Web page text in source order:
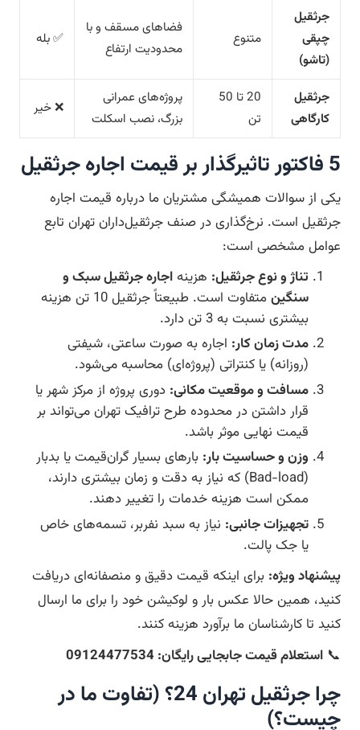
جرثقیل
چپقی
(تاشو)
متنوع
فضاهای مسقف و با
محدودیت ارتفاع
✅ بله
جرثقیل
کارگاهی
20 تا 50
تن
پروژه‌های عمرانی
بزرگ، نصب اسکلت
❌ خیر
5 فاکتور تاثیرگذار بر قیمت اجاره جرثقیل
یکی از سوالات همیشگی مشتریان ما درباره قیمت اجاره
جرثقیل است. نرخ‌گذاری در صنف جرثقیل‌داران تهران تابع
عوامل مشخصی است:
تناژ و نوع جرثقیل: هزینهاجاره جرثقیل سبک و
سنگین
متفاوت است. طبیعتاً جرثقیل 10 تن هزینه
بیشتری نسبت به 3 تن دارد.
مدت زمان کار: اجاره به صورت ساعتی، شیفتی
(روزانه) یا کنتراتی (پروژه‌ای) محاسبه می‌شود.
مسافت و موقعیت مکانی: دوری پروژه از مرکز شهر یا
قرار داشتن در محدوده طرح ترافیک تهران می‌تواند بر
قیمت نهایی موثر باشد.
وزن و حساسیت بار: بارهای بسیار گران‌قیمت یا بدبار
(Bad-load) که نیاز به دقت و زمان بیشتری دارند،
ممکن است هزینه خدمات را تغییر دهند.
تجهیزات جانبی: نیاز به سبد نفربر، تسمه‌های خاص
یا جک پالت.
پیشنهاد ویژه: برای اینکه قیمت دقیق و منصفانه‌ای دریافت
کنید، همین حالا عکس بار و لوکیشن خود را برای ما ارسال
کنید تا کارشناسان ما برآورد هزینه کنند.
📞 استعلام قیمت جابجایی رایگان: 09124477534
چرا جرثقیل تهران 24؟ (تفاوت ما در
چیست؟)